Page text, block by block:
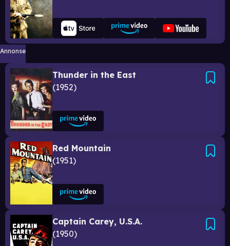
Annonse
Thunder in the East
1952
Red Mountain
1951
Captain Carey, U.S.A.
1950